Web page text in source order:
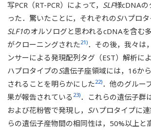
写PCR（RT-PCR）によって， SLF様cDNAの
った．驚いたことに，それぞれのSハプロタ
SLF1のオルソログと思われるcDNAを含む
がクローニングされた21)．その後，我々は
ンサーによる発現配列タグ（EST）解析に
ハプロタイプのS遺伝子座領域には，16か
されることを明らかにした22)．他のグルー
果が報告されている 23)．これらの遺伝子群
および花粉管で発現し， Sハプロタイプに
らの遺伝子産物間の相同性は，50%以上と